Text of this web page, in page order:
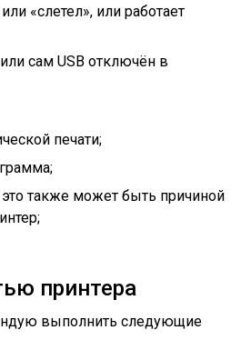
«слетел», или работает
сам USB отключён в
печати;
также может быть причиной
принтера
выполнить следующие